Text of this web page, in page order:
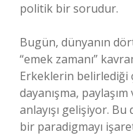
politik bir sorudur.
Bugün, dünyanın
“emek zamanı”
Erkeklerin belirlediği
dayanışma,
anlayışı gelişiyor. Bu
bir paradigmayı